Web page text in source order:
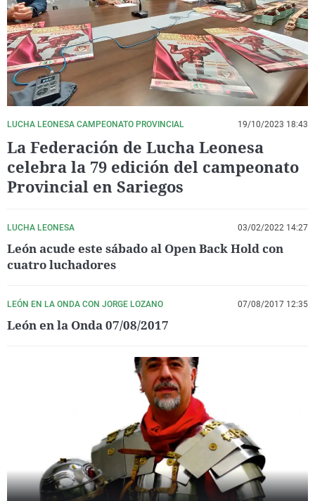
La rosa de los vientos
Gente viajera
Como el perro y el
Caso
Retornados
Equipo de
Operación Viuda
Extremadura
Galicia
La Rioja
Navarra
País Vasco
Virales
Televisión
Elecciones
LUCHA LEONESA CAMPEONATO PROVINCIAL 19/10/2023 18:43
La Federación de Lucha Leonesa
celebra la 79 edición del campeonato
Provincial en Sariegos
LUCHA LEONESA 03/02/2022 14:27
León acude este sábado al Open Back Hold con
cuatro luchadores
LEÓN EN LA ONDA CON JORGE LOZANO 07/08/2017 12:35
León en la Onda 07/08/2017